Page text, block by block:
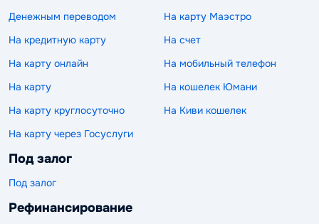
Денежным переводом
На карту Маэстро
На кредитную карту
На счет
На карту онлайн
На мобильный телефон
На карту
На кошелек Юмани
На карту круглосуточно
На Киви кошелек
На карту через Госуслуги
Под залог
Под залог
Рефинансирование